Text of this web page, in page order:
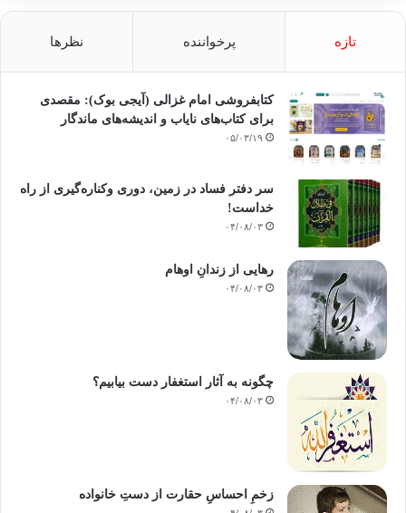
تازه پرخواننده نظرها
کتابفروشی امام غزالی (آیجی بوک): مقصدی
برای کتاب‌های نایاب و اندیشه‌های ماندگار
۰۵/۰۳/۱۹
سر دفتر فساد در زمین‌، دوری وکناره‌گیری از راه
خداست‌!
۰۴/۰۸/۰۳
رهایی از زندانِ اوهام
۰۴/۰۸/۰۳
چگونه به آثار استغفار دست بیابیم؟
۰۴/۰۸/۰۳
زخمِ احساسِ حقارت از دستِ خانواده